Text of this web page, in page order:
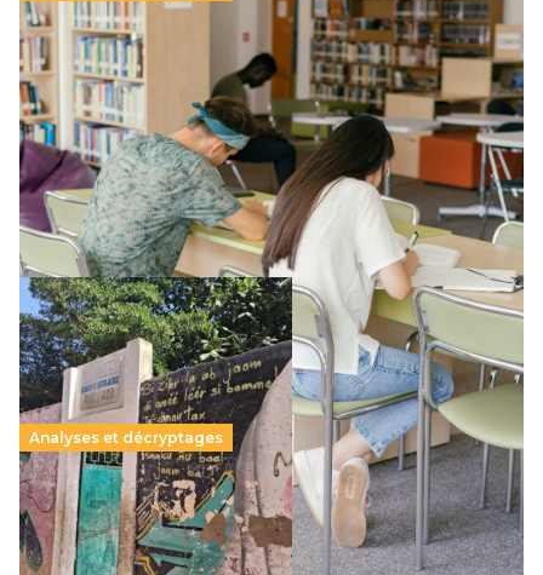
Supérieur privé : une dérive qui met à mal la
promesse républicaine
11 juillet 2026-
Le projet de loi sur la régulation de l’enseignement
supérieur privé met en lumière l’amplification d’un système
qui relègue l’acte pédagogique au superfétatoire, voire à…
Lire la suite →
Analyses et décryptages
258 millions d’enfants victimes de la guerre, des
chocs climatiques et des déplacements de
population